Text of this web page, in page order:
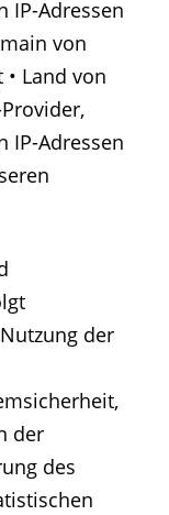
IP-Adressen
von
Land von
IP-Adressen
der
der
des